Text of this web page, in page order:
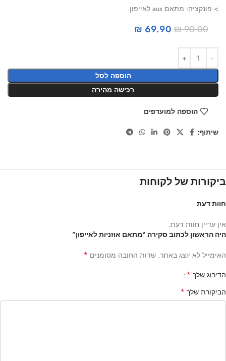
> פונקציה: מתאם aux לאייפון.
₪90.00
₪ 69.90
הוספה לסל
רכישה מהירה
הוספה למועדפים
שיתוף:
ביקורות של לקוחות
חוות דעת
אין עדיין חוות דעת.
היה הראשון לכתוב סקירה “מתאם אוזניות לאייפון”
האימייל לא יוצג באתר. שדות החובה מסומנים *
הדירוג שלך *
הביקורת שלך *